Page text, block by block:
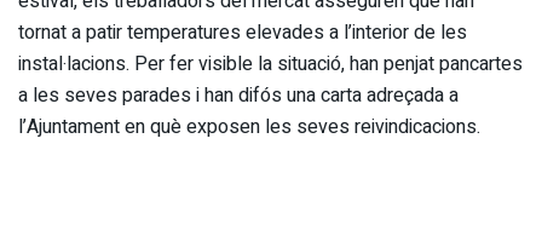
tornat a patir temperatures elevades a l’interior de les
instal·lacions. Per fer visible la situació, han penjat pancartes
a les seves parades i han difós una carta adreçada a
l’Ajuntament en què exposen les seves reivindicacions.